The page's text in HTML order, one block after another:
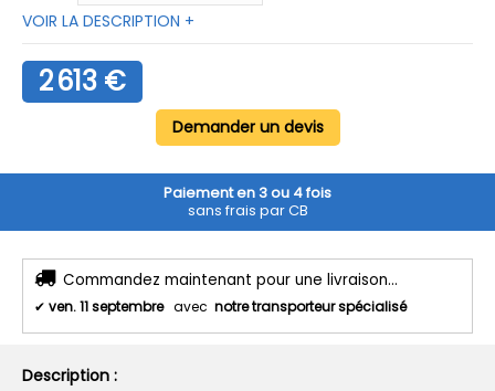
VOIR LA DESCRIPTION +
2 613 €
Demander un devis
Paiement en 3 ou 4 fois
sans frais par CB
Commandez maintenant pour une livraison...
✔ ven. 11 septembre avec notre transporteur spécialisé
Description :